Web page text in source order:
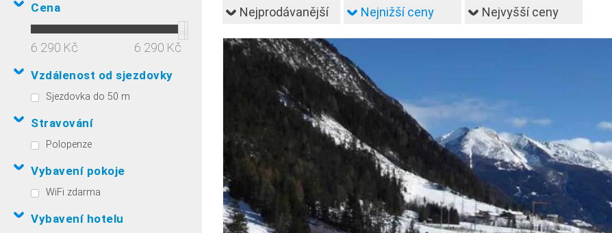
Cena
6 290 Kč 6 290 Kč
Vzdálenost od sjezdovky
Sjezdovka do 50 m
Stravování
Polopenze
Vybavení pokoje
WiFi zdarma
Vybavení hotelu
Nejprodávanější Nejnižší ceny Nejvyšší ceny